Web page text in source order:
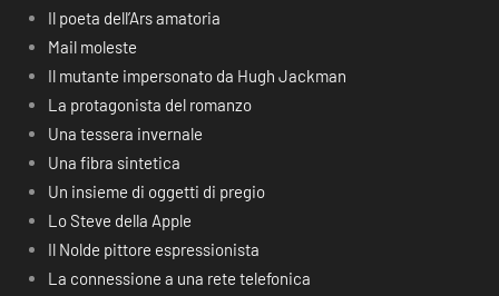
Il poeta dell’Ars amatoria
Mail moleste
Il mutante impersonato da Hugh Jackman
La protagonista del romanzo
Una tessera invernale
Una fibra sintetica
Un insieme di oggetti di pregio
Lo Steve della Apple
Il Nolde pittore espressionista
La connessione a una rete telefonica